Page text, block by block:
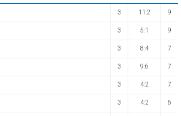
3 11:2 9
3 5:1 9
3 8:4 7
3 9:6 7
3 4:2 7
3 4:2 6